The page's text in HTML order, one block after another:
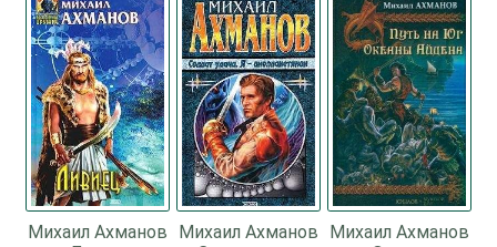
Михаил Ахманов
Михаил Ахманов
Михаил Ахманов